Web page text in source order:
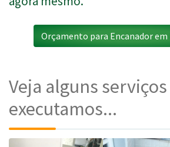
Orçamento para Encanador em
Veja alguns
executamos...